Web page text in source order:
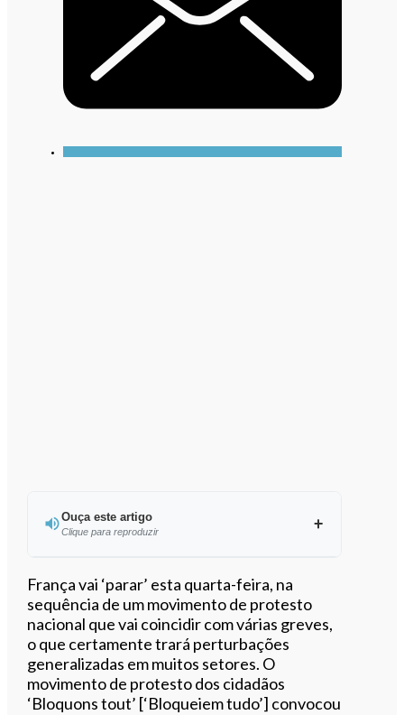
Ouça este artigo
Clique para reproduzir
Ouvir este artigo
França vai ‘parar’ esta quarta-feira, na
sequência de um movimento de protesto
nacional que vai coincidir com várias greves,
o que certamente trará perturbações
generalizadas em muitos setores. O
movimento de protesto dos cidadãos
‘Bloquons tout’ [‘Bloqueiem tudo’] convocou